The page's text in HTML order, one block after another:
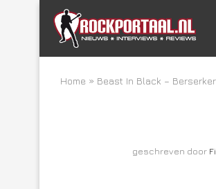
Home » Beast In Black – Berserker
geschreven door